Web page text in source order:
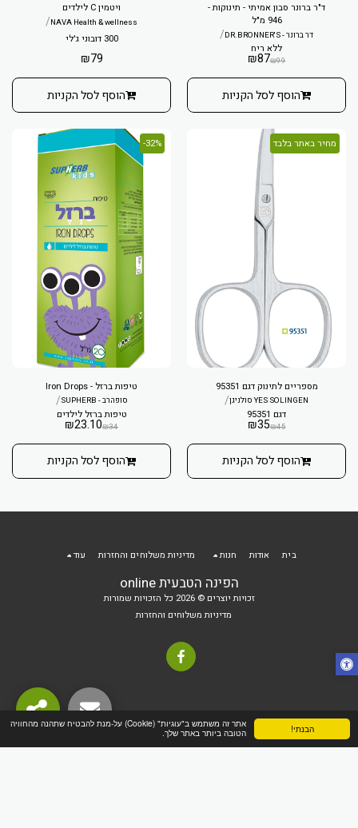
הבנתי!
אתר זה משתמש ב"עוגיות" (Cookie) על-מנת להבטיח שתהנה מהחוויה
הטובה ביותר באתר שלך.
ד"ר ברונר סבון אמיתי - תינוקות -
946 מ"ל
דר ברונר - DR.BRONNER'S /
ללא ריח
₪99
₪87
הוסף לסל הקניות
ויטמין C לילדים
NAVA Health & wellness
/
300 דובוני ג'לי
₪79
הוסף לסל הקניות
מחיר באתר בלבד
מספריים לתינוק דגם 95351
YES SOLINGEN סולניגן /
דגם 95351
₪45
₪35
הוסף לסל הקניות
32%-
טיפות ברזל - Iron Drops
סופהרב - SUPHERB /
טיפות ברזל לילדים
₪34
₪23.10
הוסף לסל הקניות
הפינה הטבעית online
זכויות יוצרים © 2026 כל הזכויות שמורות
מדיניות משלוחים והחזרות
בית אודות חנות מדיניות משלוחים והחזרות עוד